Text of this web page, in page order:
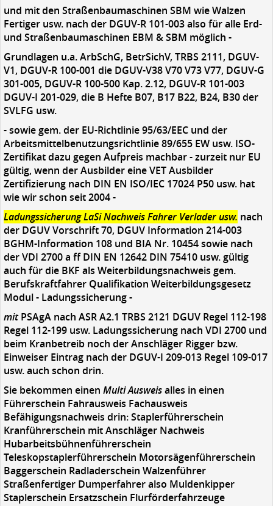
und mit den Straßenbaumaschinen SBM wie Walzen
Fertiger usw. nach der DGUV-R 101-003 also für alle Erd-
und Straßenbaumaschinen EBM & SBM möglich -
Grundlagen u.a. ArbSchG, BetrSichV, TRBS 2111, DGUV-
V1, DGUV-R 100-001 die DGUV-V38 V70 V73 V77, DGUV-G
301-005, DGUV-R 100-500 Kap. 2.12, DGUV-R 101-003
DGUV-I 201-029, die B Hefte B07, B17 B22, B24, B30 der
SVLFG usw.
- sowie gem. der EU-Richtlinie 95/63/EEC und der
Arbeitsmittelbenutzungsrichtlinie 89/655 EW usw. ISO-
Zertifikat dazu gegen Aufpreis machbar - zurzeit nur EU
gültig, wenn der Ausbilder eine VET Ausbilder
Zertifizierung nach DIN EN ISO/IEC 17024 P50 usw. hat
wie wir schon seit 2004 -
Ladungssicherung LaSi Nachweis Fahrer Verlader usw. nach
der DGUV Vorschrift 70, DGUV Information 214-003
BGHM-Information 108 und BIA Nr. 10454 sowie nach
der VDI 2700 a ff DIN EN 12642 DIN 75410 usw. gültig
auch für die BKF als Weiterbildungsnachweis gem.
Berufskraftfahrer Qualifikation Weiterbildungsgesetz
Modul - Ladungssicherung -
mitPSAgA nach ASR A2.1 TRBS 2121 DGUV Regel 112-198
Regel 112-199 usw. Ladungssicherung nach VDI 2700 und
beim Kranbetreib noch der Anschläger Rigger bzw.
Einweiser Eintrag nach der DGUV-I 209-013 Regel 109-017
usw. auch schon drin.
Sie bekommen einen Multi Ausweisalles in einen
Führerschein Fahrausweis Fachausweis
Befähigungsnachweis drin: Staplerführerschein
Kranführerschein mit Anschläger Nachweis
Hubarbeitsbühnenführerschein
Teleskopstaplerführerschein Motorsägenführerschein
Baggerschein Radladerschein Walzenführer
Straßenfertiger Dumperfahrer also Muldenkipper
Staplerschein Ersatzschein Flurförderfahrzeuge